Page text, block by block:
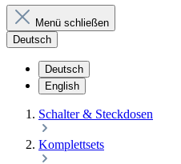
Menü schließen
Deutsch
Deutsch
English
Schalter & Steckdosen
Komplettsets